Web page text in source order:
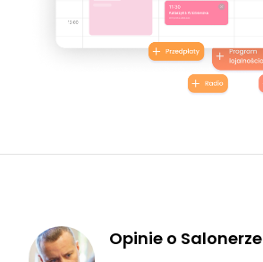
Opinie o Salonerze